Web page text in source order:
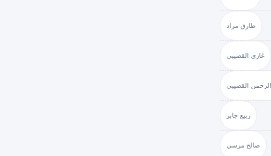
طارق مراد
غازي القصيبي
القصيبي
ربيع جابر
صالح مرسي